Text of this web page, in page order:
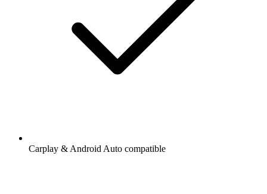
Carplay & Android Auto compatible